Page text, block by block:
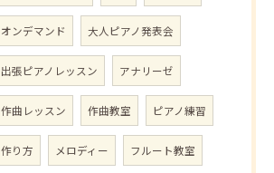
オンデマンド 大人ピアノ発表会
出張ピアノレッスン アナリーゼ
作曲レッスン 作曲教室 ピアノ練習
作り方 メロディー フルート教室